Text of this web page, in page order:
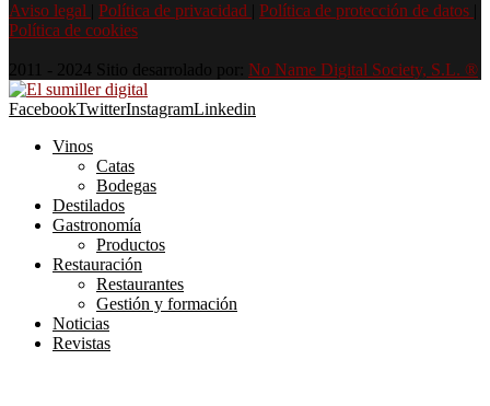
Aviso legal Política de privacidad Política de protección de datos
Política de cookies
2011 - 2024 Sitio desarrolado por: No Name Digital Society, S.L. ®
FacebookTwitterInstagramLinkedin
Vinos
Catas
Bodegas
Destilados
Gastronomía
Productos
Restauración
Restaurantes
Gestión y formación
Noticias
Revistas